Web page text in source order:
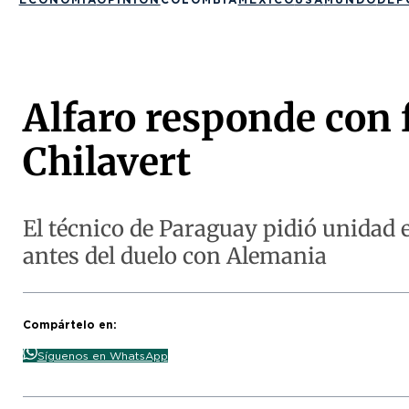
Alfaro responde con
Chilavert
El técnico de Paraguay pidió
antes del duelo con Alemania
Compártelo en:
Síguenos en WhatsApp